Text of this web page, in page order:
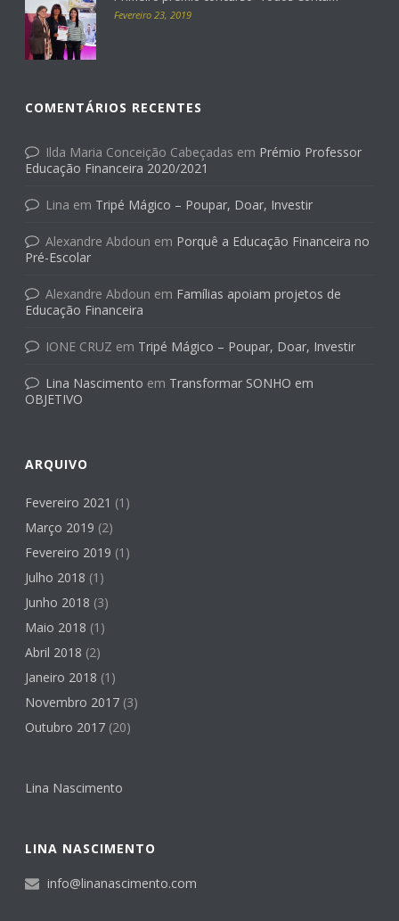
Fevereiro 23, 2019
COMENTÁRIOS RECENTES
Ilda Maria Conceição Cabeçadas em Prémio Professor
Educação Financeira 2020/2021
Lina em Tripé Mágico – Poupar, Doar, Investir
Alexandre Abdoun em Porquê a Educação Financeira no
Pré-Escolar
Alexandre Abdoun em Famílias apoiam projetos de
Educação Financeira
IONE CRUZ em Tripé Mágico – Poupar, Doar, Investir
Lina Nascimento em Transformar SONHO em
OBJETIVO
ARQUIVO
Fevereiro 2021 (1)
Março 2019 (2)
Fevereiro 2019 (1)
Julho 2018 (1)
Junho 2018 (3)
Maio 2018 (1)
Abril 2018 (2)
Janeiro 2018 (1)
Novembro 2017 (3)
Outubro 2017 (20)
Lina Nascimento
LINA NASCIMENTO
info@linanascimento.com